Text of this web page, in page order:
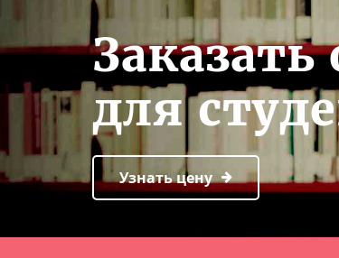
для
Узнать цену